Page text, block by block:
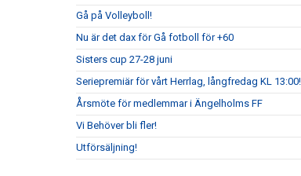
Gå på Volleyboll!
Nu är det dax för Gå fotboll för +60
Sisters cup 27-28 juni
Seriepremiär för vårt Herrlag, långfredag KL 13:00!
Årsmöte för medlemmar i Ängelholms FF
Vi Behöver bli fler!
Utförsäljning!